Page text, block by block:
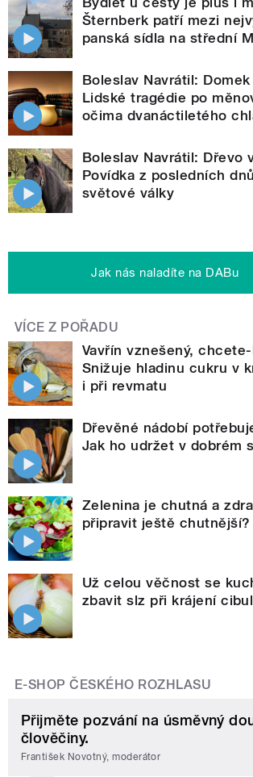
Šternberk patří mezi
panská sídla na střední
Boleslav Navrátil:
Lidské tragédie po
očima dvanáctiletého
Boleslav Navrátil: Dřevo
Povídka z posledních
světové války
Jak nás naladíte na DABu
VÍCE Z POŘADU
Vavřín vznešený,
Snižuje hladinu cukru v
i při revmatu
Dřevěné nádobí
Jak ho udržet v dobrém
Zelenina je chutná a
připravit ještě chutnější?
Už celou věčnost se
zbavit slz při krájení
E-SHOP ČESKÉHO ROZHLASU
Přijměte pozvání na úsměvný
člověčiny.
František Novotný, moderátor